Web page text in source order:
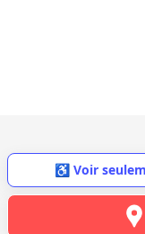
♿ Voir